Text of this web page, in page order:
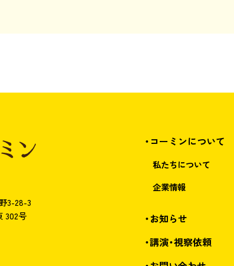
3-28-3
302号
・コーミンについて
私たちについて
企業情報
・お知らせ
・講演・視察依頼